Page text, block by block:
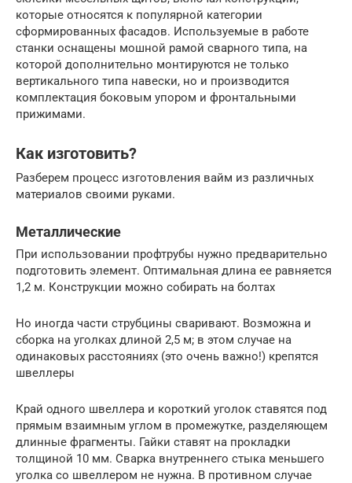
которые относятся к популярной категории
сформированных фасадов. Используемые в работе
станки оснащены мошной рамой сварного типа, на
которой дополнительно монтируются не только
вертикального типа навески, но и производится
комплектация боковым упором и фронтальными
прижимами.
Как изготовить?
Разберем процесс изготовления вайм из различных
материалов своими руками.
Металлические
При использовании профтрубы нужно предварительно
подготовить элемент. Оптимальная длина ее равняется
1,2 м. Конструкции можно собирать на болтах
Но иногда части струбцины сваривают. Возможна и
сборка на уголках длиной 2,5 м; в этом случае на
одинаковых расстояниях (это очень важно!) крепятся
швеллеры
Край одного швеллера и короткий уголок ставятся под
прямым взаимным углом в промежутке, разделяющем
длинные фрагменты. Гайки ставят на прокладки
толщиной 10 мм. Сварка внутреннего стыка меньшего
уголка со швеллером не нужна. В противном случае